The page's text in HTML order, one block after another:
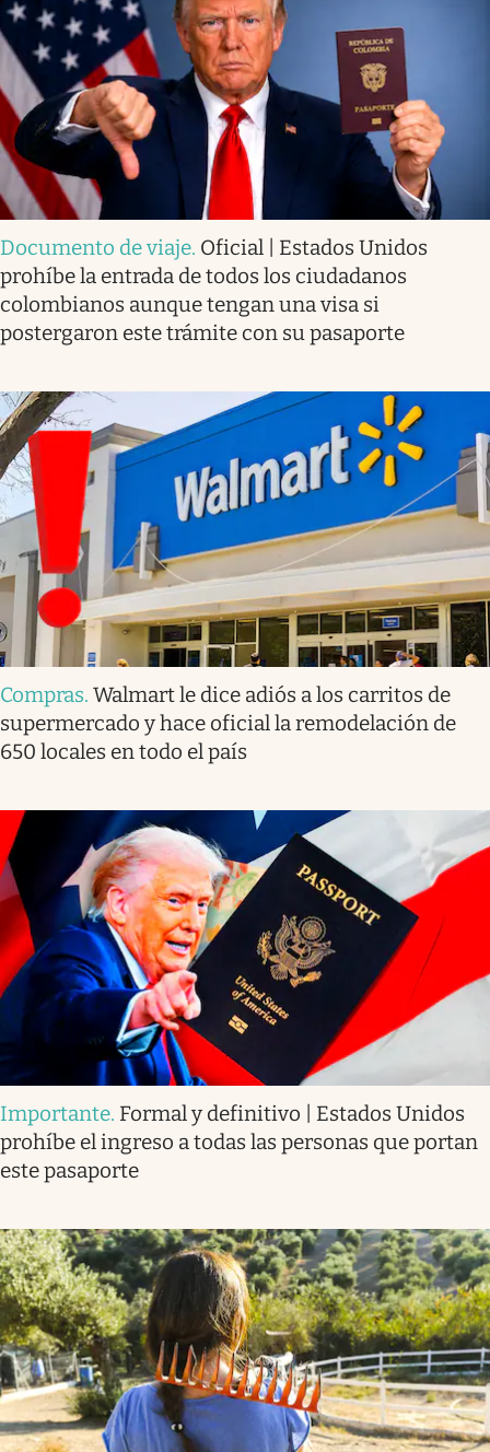
Documento de viaje. Oficial | Estados Unidos
prohíbe la entrada de todos los ciudadanos
colombianos aunque tengan una visa si
postergaron este trámite con su pasaporte
Compras. Walmart le dice adiós a los carritos de
supermercado y hace oficial la remodelación de
650 locales en todo el país
Importante. Formal y definitivo | Estados Unidos
prohíbe el ingreso a todas las personas que portan
este pasaporte